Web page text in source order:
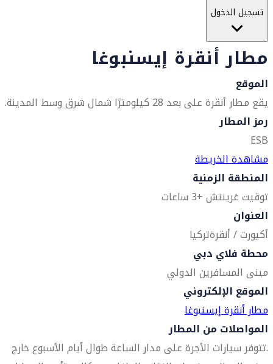
تسجيل الدخول
مطار أنقرة إيسنبوغا
الموقع
يقع مطار أنقرة على بعد 28 كيلومترًا شمال شرق وسط المدينة.
رمز المطار
ESB
مشاهدة الخريطة
المنطقة الزمنية
توقيت غرينتش +3 ساعات
العنوان
أكيورت / أنقرةتركيا
محطة فلاي دبي
مبنى المسافرين الدولي
الموقع الإلكتروني
مطار أنقرة إيسنبوغا
المواصلات من المطار
.تتوفر سيارات الأجرة على مدار الساعة طوال أيام الأسبوع خارج